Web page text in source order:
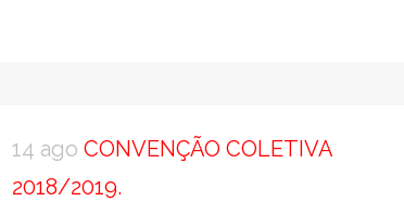
14 ago CONVENÇÃO COLETIVA
2018/2019.